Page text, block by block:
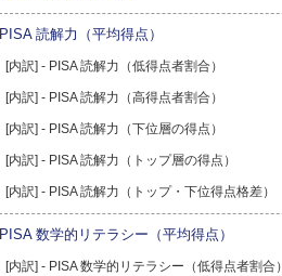
PISA 読解力（平均得点）
[内訳] - PISA 読解力（低得点者割合）
[内訳] - PISA 読解力（高得点者割合）
[内訳] - PISA 読解力（下位層の得点）
[内訳] - PISA 読解力（トップ層の得点）
[内訳] - PISA 読解力（トップ・下位得点格差）
PISA 数学的リテラシー（平均得点）
[内訳] - PISA 数学的リテラシー（低得点者割合）